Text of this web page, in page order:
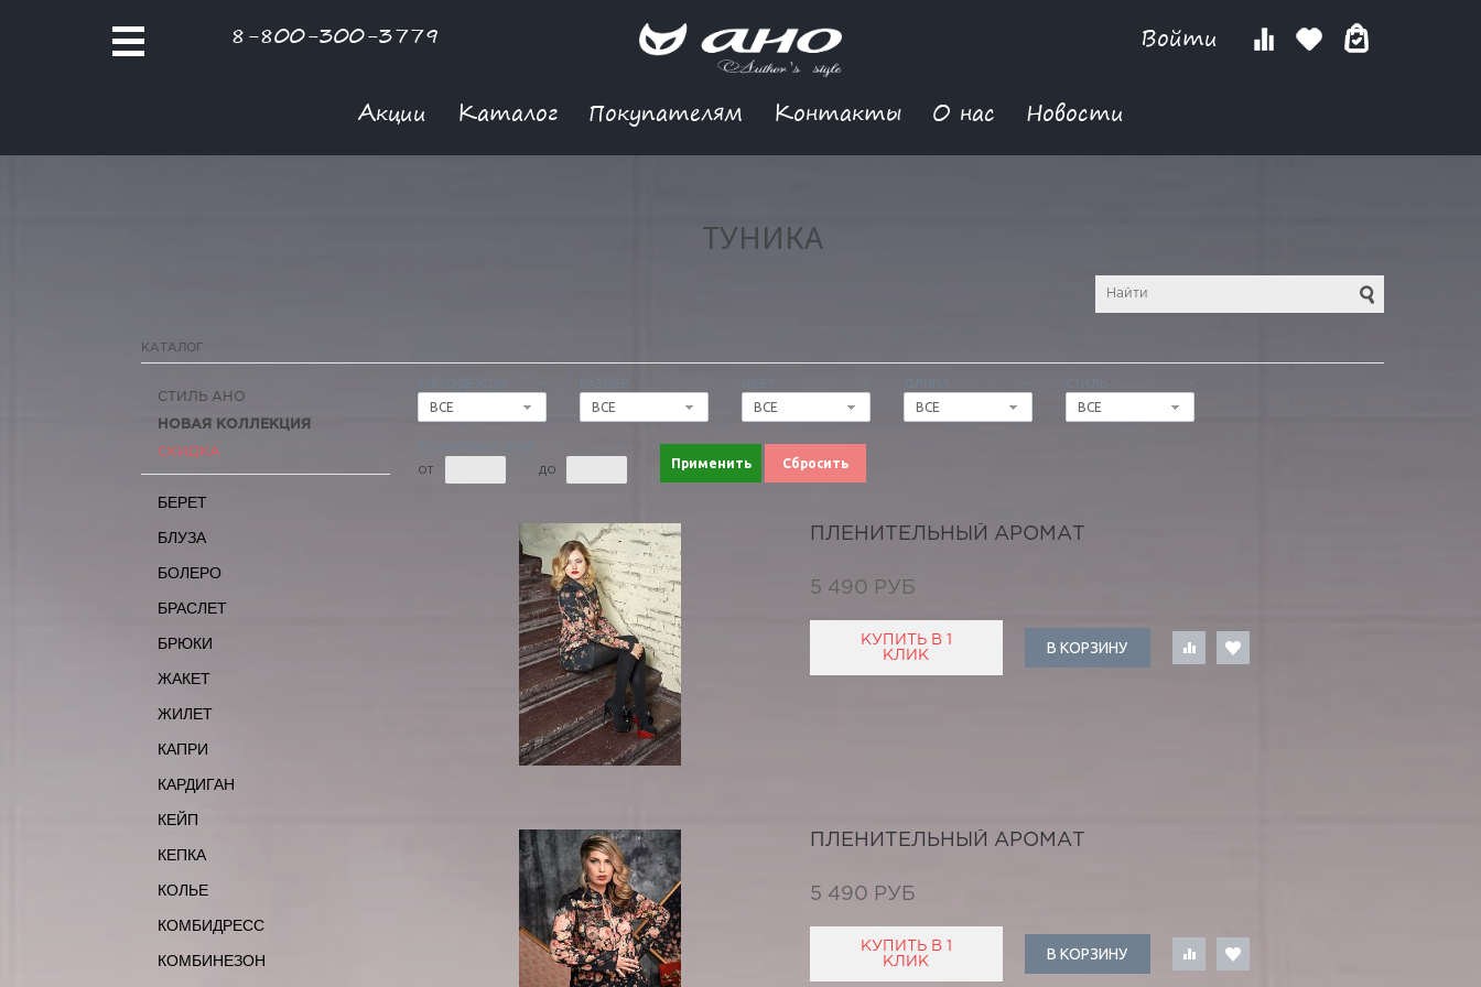
8-800-300-3779 Войти
Акции Каталог Покупателям Контакты О нас Новости
ТУНИКА
КАТАЛОГ
ВСЕ
ВСЕ
ВСЕ
ВСЕ
СТИЛЬ
ВСЕ
ОТ ДО Применить Сбросить
СТИЛЬ АНО
НОВАЯ КОЛЛЕКЦИЯ
СКИДКА
БЕРЕТ
БЛУЗА
БОЛЕРО
БРАСЛЕТ
БРЮКИ
ЖАКЕТ
ЖИЛЕТ
КАПРИ
КАРДИГАН
КЕЙП
КЕПКА
КОЛЬЕ
КОМБИДРЕСС
КОМБИНЕЗОН
ПЛЕНИТЕЛЬНЫЙ АРОМАТ
5 490 РУБ
КУПИТЬ В 1
КЛИК
В КОРЗИНУ
ПЛЕНИТЕЛЬНЫЙ АРОМАТ
5 490 РУБ
КУПИТЬ В 1
КЛИК
В КОРЗИНУ